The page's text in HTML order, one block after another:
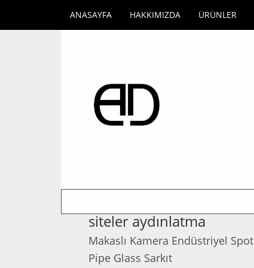
ANASAYFA HAKKIMIZDA ÜRÜNLER
siteler aydınlatma
Makaslı Kamera Endüstriyel Spot
Pipe Glass Sarkıt